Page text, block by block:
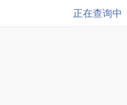
正在查询中